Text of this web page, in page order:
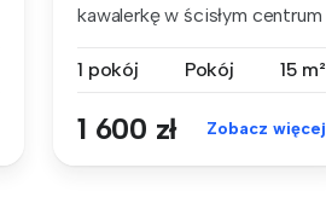
kawalerkę w ścisłym centrum
1 pokój
Pokój 15 m²
1 600 zł Zobacz więcej